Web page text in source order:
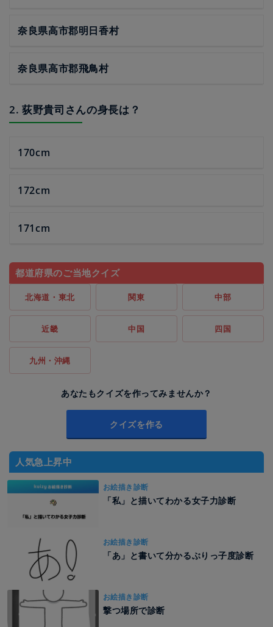
奈良県高市郡明日香村
奈良県高市郡飛鳥村
2. 荻野貴司さんの身長は？
170cm
172cm
171cm
都道府県のご当地クイズ
北海道・東北 関東 中部
近畿 中国 四国
九州・沖縄
あなたもクイズを作ってみませんか？
クイズを作る
人気急上昇中
お絵描き診断
「私」と描いてわかる女子力診断
お絵描き診断
「あ」と書いて分かるぶりっ子度診断
お絵描き診断
撃つ場所で診断